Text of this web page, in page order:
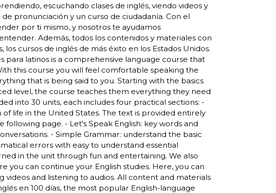
escuchando clases de inglés, viendo videos y
pronunciación y un curso de ciudadanía. Con el
por ti mismo, y nosotros te ayudamos
Además, todos los contenidos y materiales con
cursos de inglés de más éxito en los Estados Unidos.
para latinos is a comprehensive language course that
this course you will feel comfortable speaking the
that is being said to you. Starting with the basics
level, the course teaches them everything they need
into 30 units, each includes four practical sections: -
life in the United States. The text is provided entirely
following page. - Let's Speak English: key words and
- Simple Grammar: understand the basic
errors with easy to understand essential
in the unit through fun and entertaining. We also
you can continue your English studies. Here, you can
videos and listening to audios. All content and materials
en 100 días, the most popular English-language